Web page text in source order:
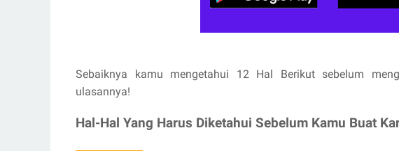
Sebaiknya kamu mengetahui 12 Hal Berikut sebelum
ulasannya!
Hal-Hal Yang Harus Diketahui Sebelum Kamu Buat